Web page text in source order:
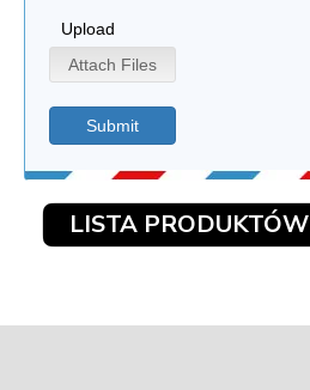
Upload
Attach Files
Submit
LISTA PRODUKTÓW